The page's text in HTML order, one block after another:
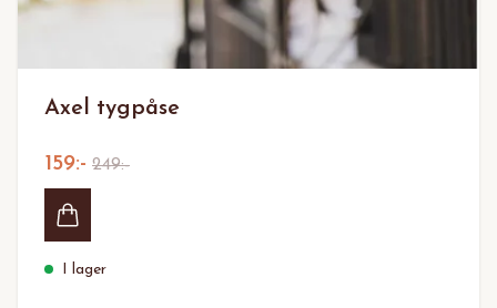
Axel tygpåse
159:- 249:-
I lager